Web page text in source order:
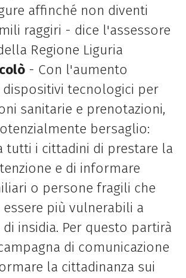
affinché non diventi
raggiri - dice l'assessore
Regione Liguria
- Con l'aumento
dispositivi tecnologici per
sanitarie e prenotazioni,
bersaglio:
tutti i cittadini di prestare la
e di informare
o persone fragili che
più vulnerabili a
insidia. Per questo partirà
di comunicazione
la cittadinanza sui